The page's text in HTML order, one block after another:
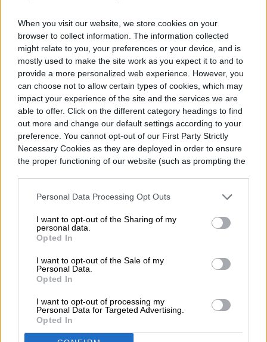
When you visit our website, we store cookies on your
browser to collect information. The information collected
might relate to you, your preferences or your device, and is
mostly used to make the site work as you expect it to and to
provide a more personalized web experience. However, you
can choose not to allow certain types of cookies, which may
impact your experience of the site and the services we are
able to offer. Click on the different category headings to find
out more and change our default settings according to your
preference. You cannot opt-out of our First Party Strictly
Necessary Cookies as they are deployed in order to ensure
the proper functioning of our website (such as prompting the
Personal Data Processing Opt Outs
I want to opt-out of the Sharing of my
personal data.
Opted In
I want to opt-out of the Sale of my
Personal Data.
Opted In
I want to opt-out of processing my
Personal Data for Targeted Advertising.
Opted In
Vincular Google Fotos a Gemini significa
darle acceso a esos momentos. No solo
para organizarlos, sino para interpretarlos,
nuevo. Eso es poderoso, sin duda. Pero
también parece cruzar una línea que ha
estado ahí. Google ha intentado abordar
esto en sus entradas de blog. Explica cómo
se gestionan tus datos, cómo están
establecidos los controles y cómo sigues
teniendo el control. Y, para ser justos, esas